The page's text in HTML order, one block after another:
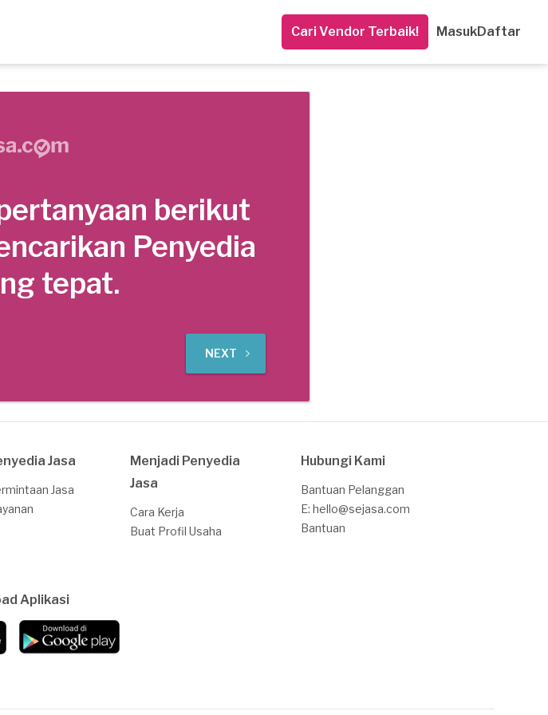
Cari Vendor Terbaik! MasukDaftar
berikut
Penyedia
tepat.
NEXT
Jasa
Jasa
Menjadi Penyedia
Jasa
Cara Kerja
Buat Profil Usaha
Hubungi Kami
Bantuan Pelanggan
E: hello@sejasa.com
Bantuan
Aplikasi